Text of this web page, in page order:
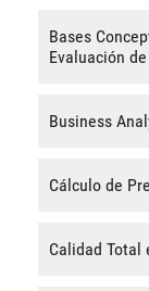
Bases
Evaluación
Business
Cálculo de
Calidad Total